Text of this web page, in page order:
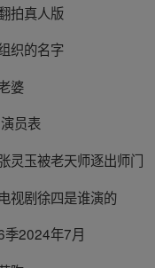
拍真人版
织的名字
婆
员表
灵玉被老天师逐出师门
视剧徐四是谁演的
季2024年7月